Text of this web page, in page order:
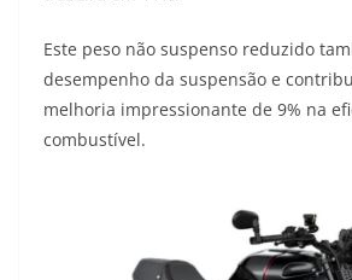
Este peso não suspenso reduzido
desempenho da suspensão e
melhoria impressionante de 9% na
combustível.